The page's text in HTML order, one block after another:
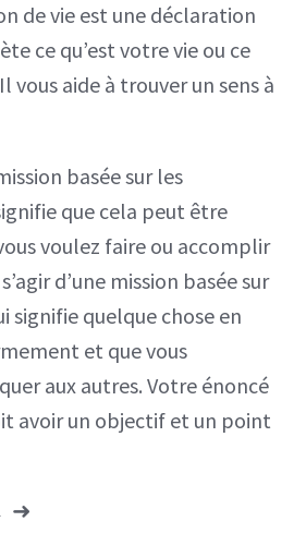
de vie est une déclaration
ce qu’est votre vie ou ce
vous aide à trouver un sens à
basée sur les
que cela peut être
voulez faire ou accomplir
d’une mission basée sur
signifie quelque chose en
et que vous
aux autres. Votre énoncé
avoir un objectif et un point